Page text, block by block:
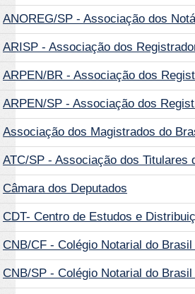
ANOREG/SP - Associação dos
ARISP - Associação dos
ARPEN/BR - Associação dos
ARPEN/SP - Associação dos
Associação dos Magistrados do
ATC/SP - Associação dos Titulares
Câmara dos Deputados
CDT- Centro de Estudos e
CNB/CF - Colégio Notarial do
CNB/SP - Colégio Notarial do